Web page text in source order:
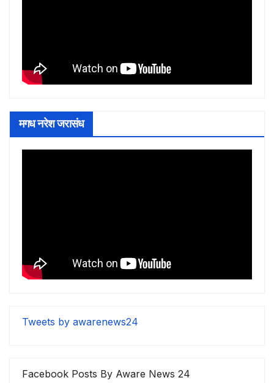
मगध नरेश जरासंध
Tweets by awarenews24
Facebook Posts By Aware News 24